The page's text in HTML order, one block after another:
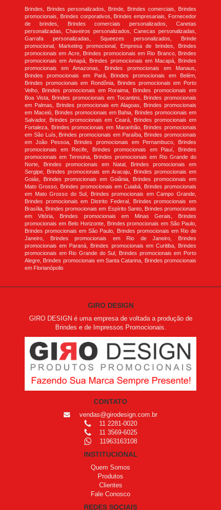
Brindes, Brindes personalizados, Brinde, Brindes comerciais, Brindes
promocionais, Brindes corporativos, Brindes empresariais, Fornecedor
de brindes, Brindes comerciais personalizados, Canetas
personalizadas, Chaveiros personalizados, Canecas personalizadas,
Garrafa personalizadas, Squeezes personalizados, Brinde
promocional, Marketing promocional, Empresa de brindes, Brindes
promocionais em Acre, Brindes promocionais em Rio Branco, Brindes
promocionais em Amapá, Brindes promocionais em Macapá, Brindes
promocionais em Amazonas, Brindes promocionais em Manaus,
Brindes promocionais em Pará, Brindes promocionais em Belém,
Brindes promocionais em Rondônia, Brindes promocionais em Porto
Velho, Brindes promocionais em Roraima, Brindes promocionais em
Boa Vista, Brindes promocionais em Tocantins, Brindes promocionais
em Palmas, Brindes promocionais em Alagoas, Brindes promocionais
em Maceió, Brindes promocionais em Bahia, Brindes promocionais em
Salvador, Brindes promocionais em Ceará, Brindes promocionais em
Fortaleza, Brindes promocionais em Maranhão, Brindes promocionais
em São Luís, Brindes promocionais em Paraíba, Brindes promocionais
em João Pessoa, Brindes promocionais em Pernambuco, Brindes
promocionais em Recife, Brindes promocionais em Piauí, Brindes
promocionais em Teresina, Brindes promocionais em Rio Grande do
Norte, Brindes promocionais em Natal, Brindes promocionais em
Sergipe, Brindes promocionais em Aracaju, Brindes promocionais em
Goiás, Brindes promocionais em Goiânia, Brindes promocionais em
Mato Grosso, Brindes promocionais em Cuiabá, Brindes promocionais
em Mato Grosso do Sul, Brindes promocionais em Campo Grande,
Brindes promocionais em Distrito Federal, Brindes promocionais em
Brasília, Brindes promocionais em Espírito Santo, Brindes promocionais
em Vitória, Brindes promocionais em Minas Gerais, Brindes
promocionais em Belo Horizonte, Brindes promocionais em São Paulo,
Brindes promocionais em São Paulo, Brindes promocionais em Rio de
Janeiro, Brindes promocionais em Rio de Janeiro, Brindes
promocionais em Paraná, Brindes promocionais em Curitiba, Brindes
promocionais em Rio Grande do Sul, Brindes promocionais em Porto
Alegre, Brindes promocionais em Santa Catarina, Brindes promocionais
em Florianópolis
GIRO DESIGN
GIRO DESIGN é uma empresa de voltada a produção de
Brindes e de Impressos Promocionais.
CONTATO
vendas@girodesign.com.br
11 2281-0020
11 3569-6025
11963163108
INSTITUCIONAL
Quem Somos
Produtos
Clientes
Fale Conosco
REDES SOCIAIS